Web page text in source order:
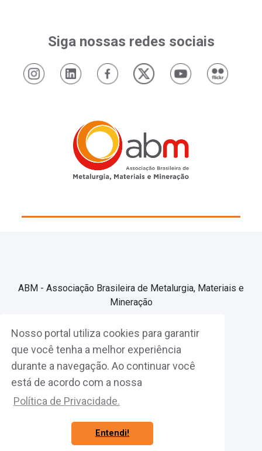
Nosso portal utiliza cookies para garantir
que você tenha a melhor experiência
durante a navegação. Ao continuar você
está de acordo com a nossa
Política de Privacidade.
Entendi!
Siga nossas redes sociais
ABM - Associação Brasileira de Metalurgia, Materiais e
Mineração
Associe-se
Fazer Login